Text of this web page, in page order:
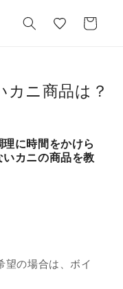
に
ー
カニ商品は？
に時間をかけら
カニの商品を教
望の場合は、ボイ